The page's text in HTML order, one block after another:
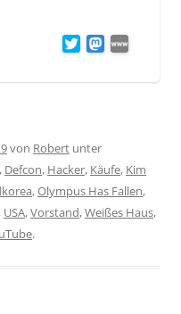
von Robert unter
, Defcon, Hacker, Käufe, Kim
,Olympus Has Fallen,
, USA,Vorstand,Weißes Haus,
.